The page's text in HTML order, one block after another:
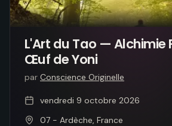
L'Art du Tao — Alchimie
Œuf de Yoni
par Conscience Originelle
vendredi 9 octobre 2026
07 - Ardèche, France